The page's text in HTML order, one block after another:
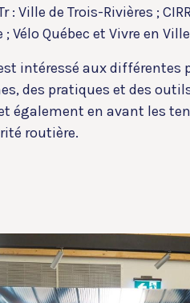
: Ville de Trois-Rivières ;
Vélo Québec et Vivre en
intéressé aux
des pratiques et des
également en avant les
routière.